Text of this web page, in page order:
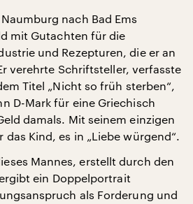
nach Bad Ems
mit Gutachten für die
und Rezepturen, die er an
verehrte Schriftsteller, verfasste
Titel „Nicht so früh sterben“,
D-Mark für eine Griechisch
damals. Mit seinem einzigen
Kind, es in „Liebe würgend“.
Mannes, erstellt durch den
ein Doppelportrait
als Forderung und